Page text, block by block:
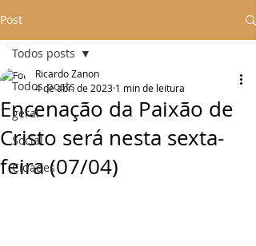
Post
Todos posts
geral
Social
Cidades
Todos posts
Encenação da Paixão de
Cristo será nesta sexta-
feira (07/04)
Ricardo Zanon
4 de abr. de 2023 1 min de leitura